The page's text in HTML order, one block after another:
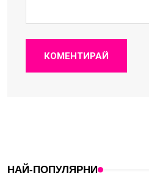
КОМЕНТИРАЙ
НАЙ-ПОПУЛЯРНИ